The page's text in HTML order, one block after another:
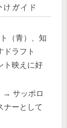
ガイド
（青）、知
ドラフト
ト映えに好
→ サッポロ
ナーとして